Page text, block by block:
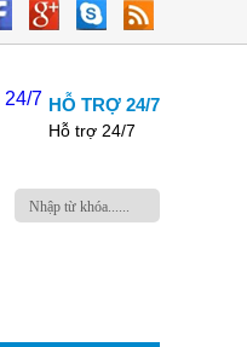
HỖ TRỢ 24/7
Hỗ trợ 24/7